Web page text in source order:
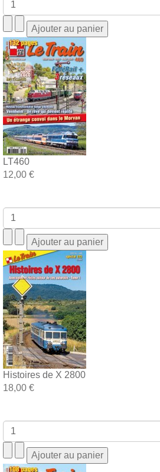
LT460
12,00 €
Histoires de X 2800
18,00 €